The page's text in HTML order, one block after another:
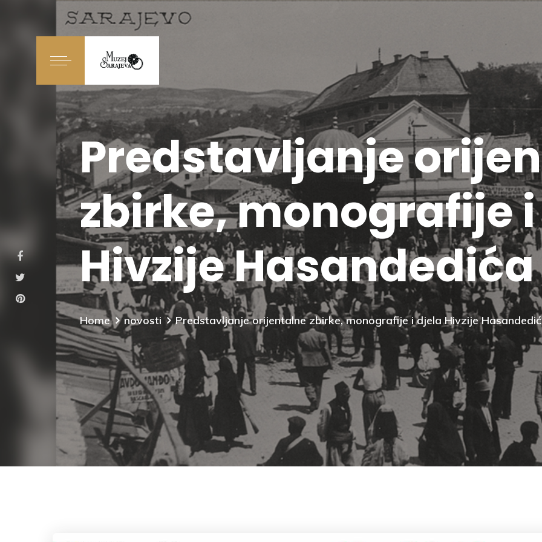
Predstavljanje
zbirke, monografije
Hivzije Hasandedića
Home novosti Predstavljanje orijentalne zbirke, monografije i djela Hivzije